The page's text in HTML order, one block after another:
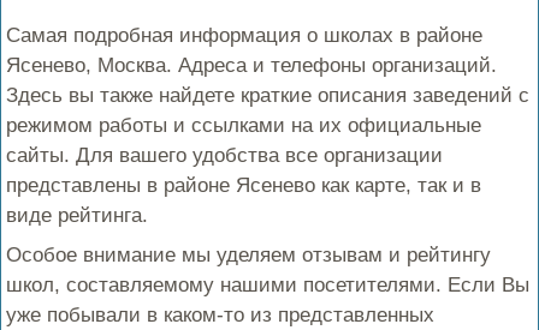
Самая подробная информация о школах в районе
Ясенево, Москва. Адреса и телефоны организаций.
Здесь вы также найдете краткие описания заведений с
режимом работы и ссылками на их официальные
сайты. Для вашего удобства все организации
представлены в районе Ясенево как карте, так и в
виде рейтинга.
Особое внимание мы уделяем отзывам и рейтингу
школ, составляемому нашими посетителями. Если Вы
уже побывали в каком-то из представленных